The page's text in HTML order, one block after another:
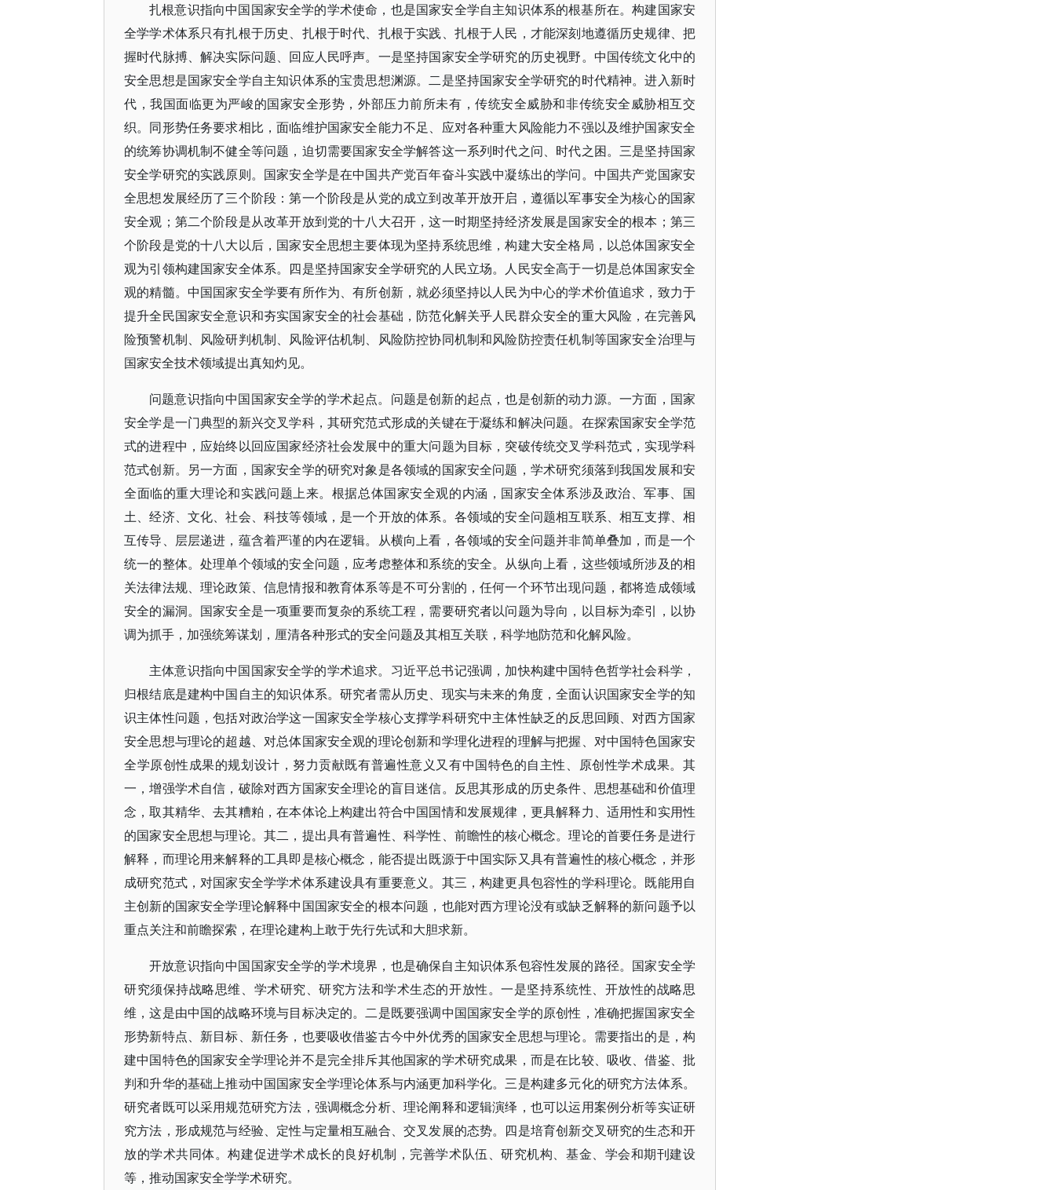
扎根意识指向中国国家安全学的学术使命，也是国家安全学自主知识体系的根基所在。构建国家安
全学学术体系只有扎根于历史、扎根于时代、扎根于实践、扎根于人民，才能深刻地遵循历史规律、把
握时代脉搏、解决实际问题、回应人民呼声。一是坚持国家安全学研究的历史视野。中国传统文化中的
安全思想是国家安全学自主知识体系的宝贵思想渊源。二是坚持国家安全学研究的时代精神。进入新时
代，我国面临更为严峻的国家安全形势，外部压力前所未有，传统安全威胁和非传统安全威胁相互交
织。同形势任务要求相比，面临维护国家安全能力不足、应对各种重大风险能力不强以及维护国家安全
的统筹协调机制不健全等问题，迫切需要国家安全学解答这一系列时代之问、时代之困。三是坚持国家
安全学研究的实践原则。国家安全学是在中国共产党百年奋斗实践中凝练出的学问。中国共产党国家安
全思想发展经历了三个阶段：第一个阶段是从党的成立到改革开放开启，遵循以军事安全为核心的国家
安全观；第二个阶段是从改革开放到党的十八大召开，这一时期坚持经济发展是国家安全的根本；第三
个阶段是党的十八大以后，国家安全思想主要体现为坚持系统思维，构建大安全格局，以总体国家安全
观为引领构建国家安全体系。四是坚持国家安全学研究的人民立场。人民安全高于一切是总体国家安全
观的精髓。中国国家安全学要有所作为、有所创新，就必须坚持以人民为中心的学术价值追求，致力于
提升全民国家安全意识和夯实国家安全的社会基础，防范化解关乎人民群众安全的重大风险，在完善风
险预警机制、风险研判机制、风险评估机制、风险防控协同机制和风险防控责任机制等国家安全治理与
国家安全技术领域提出真知灼见。
问题意识指向中国国家安全学的学术起点。问题是创新的起点，也是创新的动力源。一方面，国家
安全学是一门典型的新兴交叉学科，其研究范式形成的关键在于凝练和解决问题。在探索国家安全学范
式的进程中，应始终以回应国家经济社会发展中的重大问题为目标，突破传统交叉学科范式，实现学科
范式创新。另一方面，国家安全学的研究对象是各领域的国家安全问题，学术研究须落到我国发展和安
全面临的重大理论和实践问题上来。根据总体国家安全观的内涵，国家安全体系涉及政治、军事、国
土、经济、文化、社会、科技等领域，是一个开放的体系。各领域的安全问题相互联系、相互支撑、相
互传导、层层递进，蕴含着严谨的内在逻辑。从横向上看，各领域的安全问题并非简单叠加，而是一个
统一的整体。处理单个领域的安全问题，应考虑整体和系统的安全。从纵向上看，这些领域所涉及的相
关法律法规、理论政策、信息情报和教育体系等是不可分割的，任何一个环节出现问题，都将造成领域
安全的漏洞。国家安全是一项重要而复杂的系统工程，需要研究者以问题为导向，以目标为牵引，以协
调为抓手，加强统筹谋划，厘清各种形式的安全问题及其相互关联，科学地防范和化解风险。
主体意识指向中国国家安全学的学术追求。习近平总书记强调，加快构建中国特色哲学社会科学，
归根结底是建构中国自主的知识体系。研究者需从历史、现实与未来的角度，全面认识国家安全学的知
识主体性问题，包括对政治学这一国家安全学核心支撑学科研究中主体性缺乏的反思回顾、对西方国家
安全思想与理论的超越、对总体国家安全观的理论创新和学理化进程的理解与把握、对中国特色国家安
全学原创性成果的规划设计，努力贡献既有普遍性意义又有中国特色的自主性、原创性学术成果。其
一，增强学术自信，破除对西方国家安全理论的盲目迷信。反思其形成的历史条件、思想基础和价值理
念，取其精华、去其糟粕，在本体论上构建出符合中国国情和发展规律，更具解释力、适用性和实用性
的国家安全思想与理论。其二，提出具有普遍性、科学性、前瞻性的核心概念。理论的首要任务是进行
解释，而理论用来解释的工具即是核心概念，能否提出既源于中国实际又具有普遍性的核心概念，并形
成研究范式，对国家安全学学术体系建设具有重要意义。其三，构建更具包容性的学科理论。既能用自
主创新的国家安全学理论解释中国国家安全的根本问题，也能对西方理论没有或缺乏解释的新问题予以
重点关注和前瞻探索，在理论建构上敢于先行先试和大胆求新。
开放意识指向中国国家安全学的学术境界，也是确保自主知识体系包容性发展的路径。国家安全学
研究须保持战略思维、学术研究、研究方法和学术生态的开放性。一是坚持系统性、开放性的战略思
维，这是由中国的战略环境与目标决定的。二是既要强调中国国家安全学的原创性，准确把握国家安全
形势新特点、新目标、新任务，也要吸收借鉴古今中外优秀的国家安全思想与理论。需要指出的是，构
建中国特色的国家安全学理论并不是完全排斥其他国家的学术研究成果，而是在比较、吸收、借鉴、批
判和升华的基础上推动中国国家安全学理论体系与内涵更加科学化。三是构建多元化的研究方法体系。
研究者既可以采用规范研究方法，强调概念分析、理论阐释和逻辑演绎，也可以运用案例分析等实证研
究方法，形成规范与经验、定性与定量相互融合、交叉发展的态势。四是培育创新交叉研究的生态和开
放的学术共同体。构建促进学术成长的良好机制，完善学术队伍、研究机构、基金、学会和期刊建设
等，推动国家安全学学术研究。